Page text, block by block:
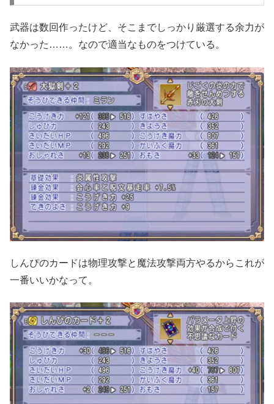
武器は数回作ったけど、そこまでしっかり厳選する余力が
なかった……。なので適当なものをつけている。
しんぴのカードは物理攻撃と魔法攻撃両方やるからこれが
一番いいかなって。